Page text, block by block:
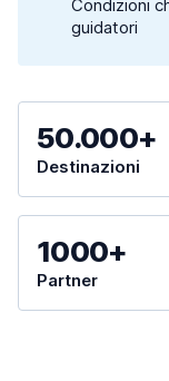
Condizioni
guidatori
50.000+
Destinazioni
1000+
Partner